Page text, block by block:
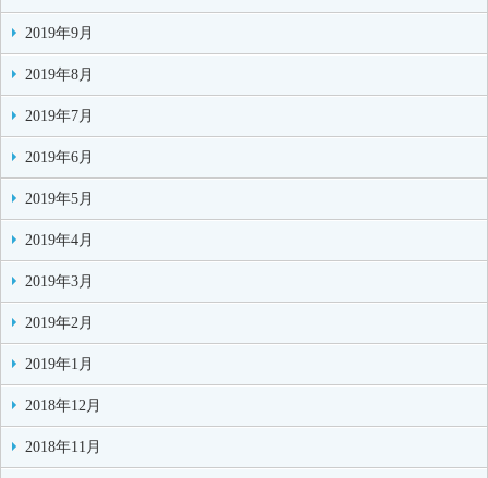
2019年9月
2019年8月
2019年7月
2019年6月
2019年5月
2019年4月
2019年3月
2019年2月
2019年1月
2018年12月
2018年11月